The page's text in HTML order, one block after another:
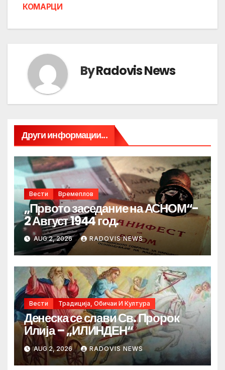
КОМАРЦИ
ByRadovis News
Други информации...
Вести Времеплов
„Првото заседание на АСНОМ“-
2 Август 1944 год.
AUG 2, 2026 RADOVIS NEWS
Вести Традиција, Обичаи И Култура
Денеска се слави Св. Пророк
Илија – „ИЛИНДЕН“
AUG 2, 2026 RADOVIS NEWS